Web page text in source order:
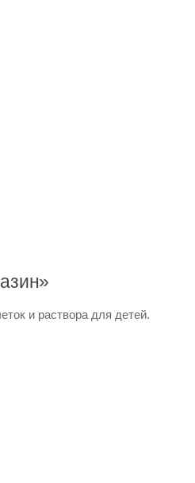
и раствора для детей.